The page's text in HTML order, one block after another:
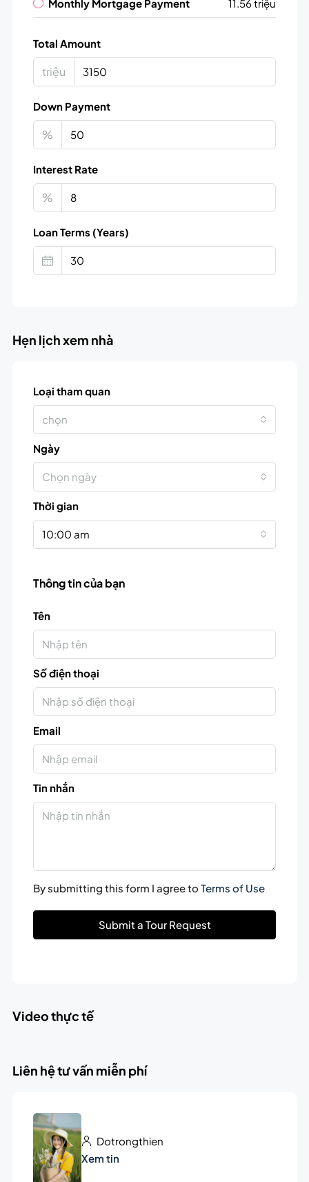
Monthly Mortgage Payment 11.56 triệu
Total Amount
triệu
Down Payment
%
Interest Rate
%
Loan Terms (Years)
Hẹn lịch xem nhà
Loại tham quan
chọn
Ngày
Chọn ngày
Thời gian
10:00 am
Thông tin của bạn
Tên
Số điện thoại
Email
Tin nhắn
By submitting this form I agree to Terms of Use
Submit a Tour Request
Video thực tế
Liên hệ tư vấn miễn phí
Dotrongthien
Xem tin